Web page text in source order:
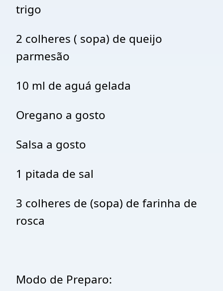
trigo
2 colheres ( sopa) de queijo
parmesão
10 ml de aguá gelada
Oregano a gosto
Salsa a gosto
1 pitada de sal
3 colheres de (sopa) de farinha de
rosca
Modo de Preparo: